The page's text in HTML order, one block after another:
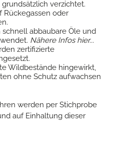
verzichtet.
Rückegassen oder
schnell abbaubare Öle und
Nähere Infos hier...
zertifizierte
Wildbestände hingewirkt,
ohne Schutz aufwachsen
werden per Stichprobe
auf Einhaltung dieser